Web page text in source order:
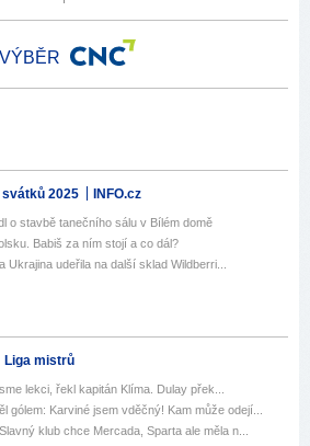
VÝBĚR
svátků 2025 INFO.cz
o stavbě tanečního sálu v Bílém domě
Babiš za ním stojí a co dál?
udeřila na další sklad Wildberri...
Liga mistrů
lekci, řekl kapitán Klíma. Dulay přek...
gólem: Karviné jsem vděčný! Kam může odejí...
klub chce Mercada, Sparta ale měla n...